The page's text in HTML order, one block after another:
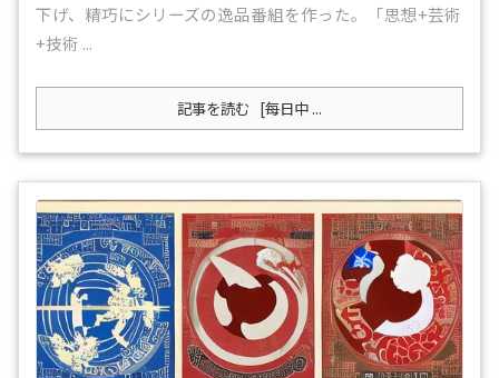
下げ、精巧にシリーズの逸品番組を作った。「思想+芸術
+技術 ...
記事を読む [每日中 ...